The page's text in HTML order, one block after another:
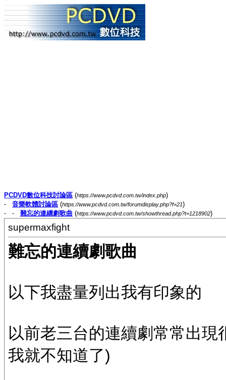
PCDVD數位科技討論區 (https://www.pcdvd.com.tw/index.php)
- 音樂軟體討論區 (https://www.pcdvd.com.tw/forumdisplay.php?f=21)
- - 難忘的連續劇歌曲 (https://www.pcdvd.com.tw/showthread.php?t=1218902)
supermaxfight
難忘的連續劇歌曲
以下我盡量列出我有印象的
以前老三台的連續劇常常出
我就不知道了)